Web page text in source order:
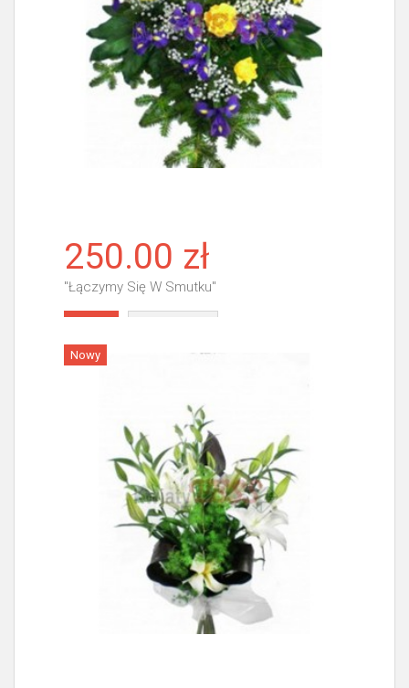
250.00 zł
"Łączymy Się W Smutku"
Nowy